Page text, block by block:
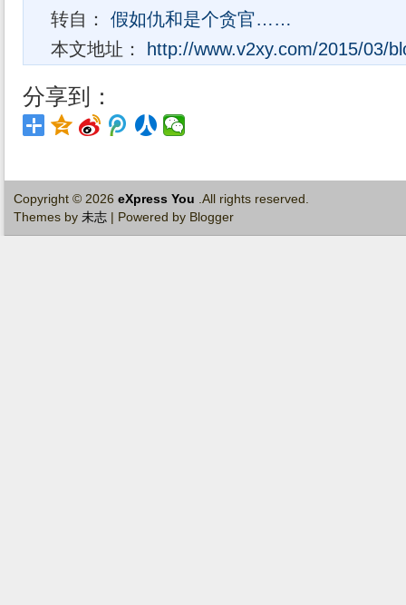
转自： 假如仇和是个贪官……
本文地址：
http://www.v2xy.com/2015/03/
分享到：
Copyright © 2026 eXpress You .All rights reserved.
Themes by 未志 | Powered by Blogger